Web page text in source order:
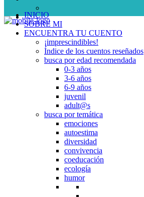
INICIO
SOBRE MI
ENCUENTRA TU CUENTO
¡imprescindibles!
Índice de los cuentos reseñados
busca por edad recomendada
0-3 años
3-6 años
6-9 años
juvenil
adult@s
busca por temática
emociones
autoestima
diversidad
convivencia
coeducación
ecología
humor